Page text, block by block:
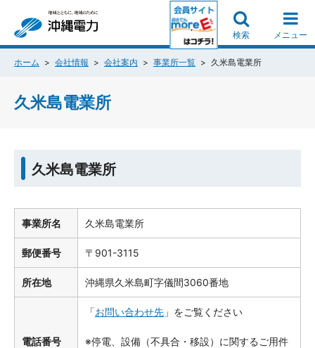
検索 メニュー
ホーム 会社情報 会社案内 事業所一覧 久米島電業所
久米島電業所
久米島電業所
事業所名 久米島電業所
郵便番号 〒901-3115
所在地 沖縄県久米島町字儀間3060番地
電話番号
「お問い合わせ先 」をご覧ください
※停電、設備（不具合・移設）に関するご用件